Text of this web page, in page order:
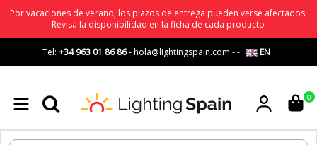
Por vacaciones de verano, los plazos de entrega pueden verse afectados.
Revisa la disponibilidad en la ficha de cada producto
Tel: +34 963 01 86 86-hola@lightingspain.com -- EN
0